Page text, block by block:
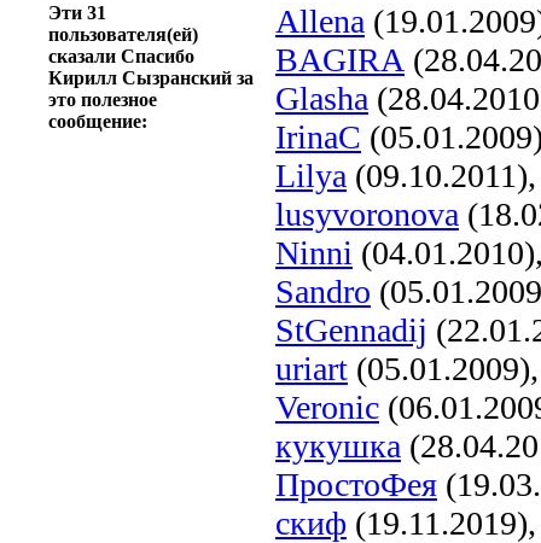
Эти 31
пользователя(ей)
сказали Спасибо
Кирилл Сызранский за
это полезное
сообщение:
Allena
BAGIRA
Glasha
IrinaC
Lilya
lusyvoronova
Ninni
Sandro
StGennadij
uriart
Veronic
кукушка
ПростоФея
скиф